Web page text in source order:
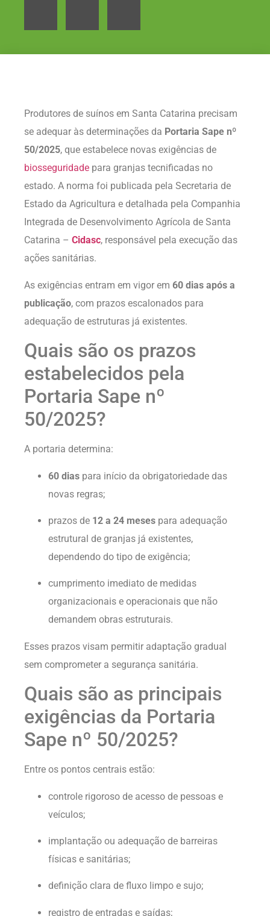
Produtores de suínos em Santa Catarina precisam
se adequar às determinações da Portaria Sape nº
50/2025, que estabelece novas exigências de
biosseguridade para granjas tecnificadas no
estado. A norma foi publicada pela Secretaria de
Estado da Agricultura e detalhada pela Companhia
Integrada de Desenvolvimento Agrícola de Santa
Catarina – Cidasc, responsável pela execução das
ações sanitárias.
As exigências entram em vigor em 60 dias após a
publicação, com prazos escalonados para
adequação de estruturas já existentes.
Quais são os prazos
estabelecidos pela
Portaria Sape nº
50/2025?
A portaria determina:
60 dias para início da obrigatoriedade das
novas regras;
prazos de 12 a 24 meses para adequação
estrutural de granjas já existentes,
dependendo do tipo de exigência;
cumprimento imediato de medidas
organizacionais e operacionais que não
demandem obras estruturais.
Esses prazos visam permitir adaptação gradual
sem comprometer a segurança sanitária.
Quais são as principais
exigências da Portaria
Sape nº 50/2025?
Entre os pontos centrais estão:
controle rigoroso de acesso de pessoas e
veículos;
implantação ou adequação de barreiras
físicas e sanitárias;
definição clara de fluxo limpo e sujo;
registro de entradas e saídas;